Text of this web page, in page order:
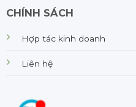
CHÍNH SÁCH
Hợp tác kinh doanh
Liên hệ